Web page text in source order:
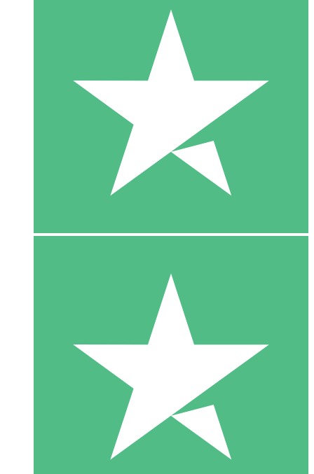
10 Téléchargements
20 00